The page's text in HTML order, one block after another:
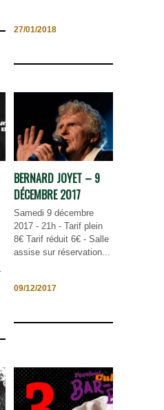
27/01/2018
BERNARD JOYET – 9
DÉCEMBRE 2017
Samedi 9 décembre
2017 - 21h - Tarif plein
8€ Tarif réduit 6€ - Salle
assise sur réservation...
09/12/2017